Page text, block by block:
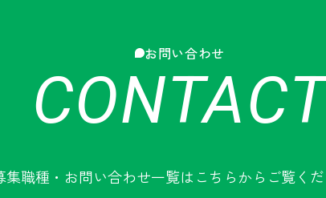
お問い合わせ
集職種・お問い合わせ一覧は こちらからご覧くだ